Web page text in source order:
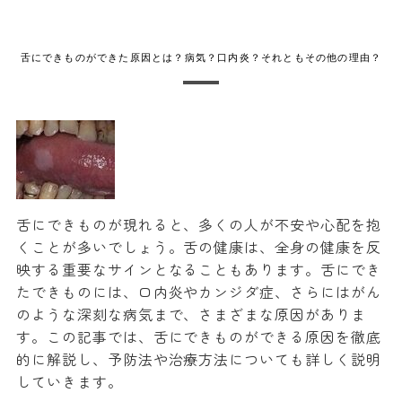
舌にできものができた原因とは？病気？口内炎？それともその他の理由？
舌にできものが現れると、多くの人が不安や心配を抱
くことが多いでしょう。舌の健康は、全身の健康を反
映する重要なサインとなることもあります。舌にでき
たできものには、口内炎やカンジダ症、さらにはがん
のような深刻な病気まで、さまざまな原因がありま
す。この記事では、舌にできものができる原因を徹底
的に解説し、予防法や治療方法についても詳しく説明
していきます。